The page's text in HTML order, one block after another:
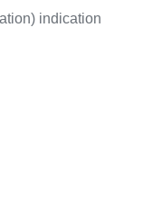
indication